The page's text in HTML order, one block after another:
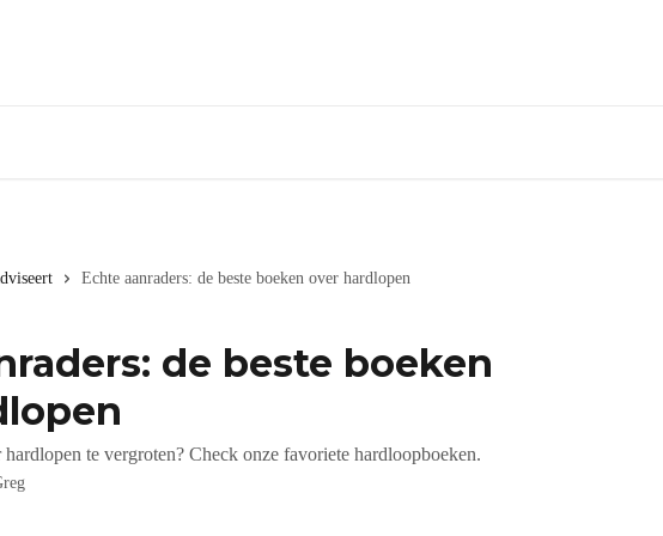
Echte aanraders: de beste boeken over hardlopen
de beste boeken
te vergroten? Check onze favoriete hardloopboeken.